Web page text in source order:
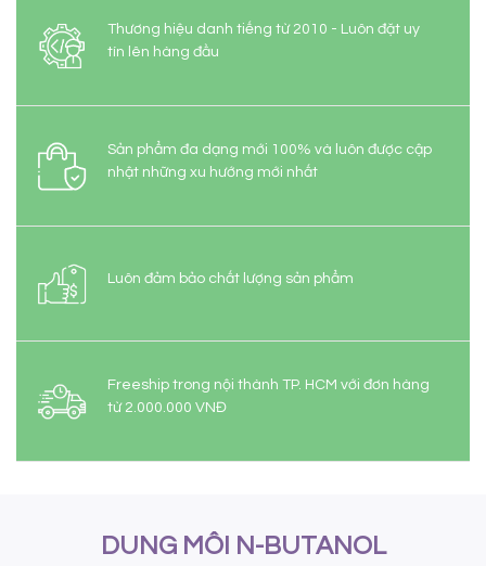
Thương hiệu danh tiếng từ 2010 - Luôn đặt uy
tín lên hàng đầu
Sản phẩm đa dạng mới 100% và luôn được cập
nhật những xu hướng mới nhất
Luôn đảm bảo chất lượng sản phẩm
Freeship trong nội thành TP. HCM với đơn hàng
từ 2.000.000 VNĐ
DUNG MÔI N-BUTANOL